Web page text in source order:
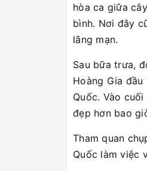
hòa ca giữa
bình. Nơi đây
lãng mạn.
Sau bữa trưa,
Hoàng Gia
Quốc. Vào
đẹp hơn bao
Tham quan
Quốc làm việc